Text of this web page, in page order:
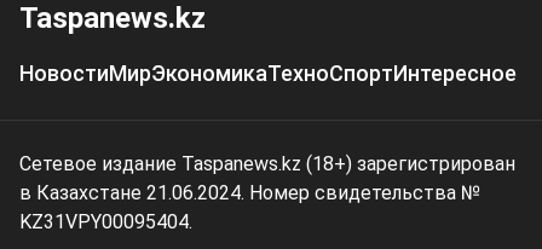
Taspanews.kz
НовостиМирЭкономикаТехноСпортИнтересное
Сетевое издание Taspanews.kz (18+) зарегистрирован
в Казахстане 21.06.2024. Номер свидетельства №
KZ31VPY00095404.